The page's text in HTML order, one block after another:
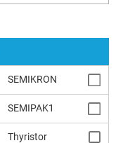
SEMIKRON
SEMIPAK1
Thyristor